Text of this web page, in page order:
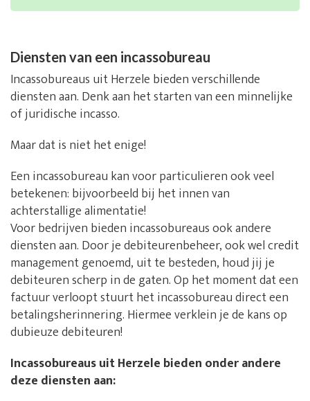
Diensten van een incassobureau
Incassobureaus uit Herzele bieden verschillende
diensten aan. Denk aan het starten van een minnelijke
of juridische incasso.
Maar dat is niet het enige!
Een incassobureau kan voor particulieren ook veel
betekenen: bijvoorbeeld bij het innen van
achterstallige alimentatie!
Voor bedrijven bieden incassobureaus ook andere
diensten aan. Door je debiteurenbeheer, ook wel credit
management genoemd, uit te besteden, houd jij je
debiteuren scherp in de gaten. Op het moment dat een
factuur verloopt stuurt het incassobureau direct een
betalingsherinnering. Hiermee verklein je de kans op
dubieuze debiteuren!
Incassobureaus uit Herzele bieden onder andere
deze diensten aan: